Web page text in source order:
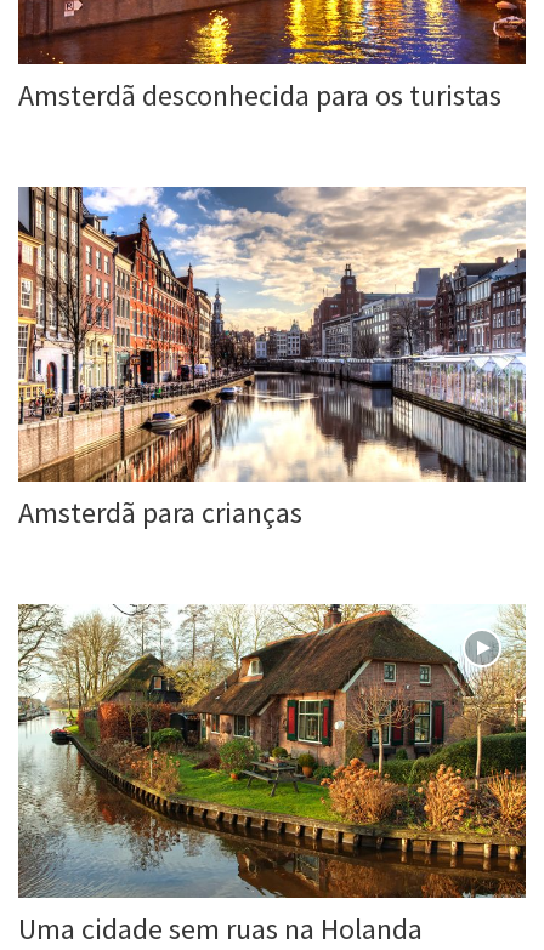
Amsterdã desconhecida para os turistas
Amsterdã para crianças
Uma cidade sem ruas na Holanda